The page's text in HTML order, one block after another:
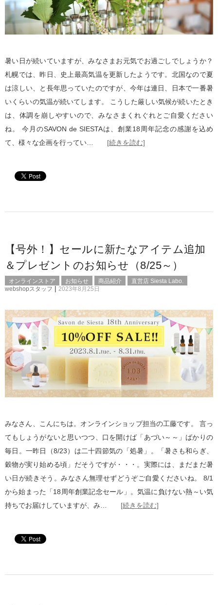
暑い日が続いていますが、みなさまお元気でお過ごしでしょうか？
札幌では、昨日、史上最高気温を更新したようです。北国なので夏
は涼しい、と長年思っていたのですが、今年は連日、日本で一番暑
いくらいの気温が続いてします。 こうした厳しい気候が続いたとき
は、体調を崩しやすいので、みなさまくれぐれとご自愛ください
ね。 今月のSAVON de SIESTAは、創業18周年記念の感謝を込め
て、様々な企画を行ってい… [続きを読む]
【号外！】セールに新たなアイテム追加
＆プレゼントのお知らせ（8/25～）
オンラインストア お知らせ 商品紹介
直営店 Siesta Labo.
webshopスタッフ | 2023年8月25日
みなさん、こんにちは。オンラインショップ担当の工藤です。 言っ
てもしょうがないと思いつつ、口を開けば「あづい～～」ばかりの
毎日。一昨日（8/23）は二十四節気の「処暑」。「暑さも和らぎ、
穀物が実り始める頃」だそうですが・・・。実際には、まだまだ暑
い日が続きそう。みなさん無理せずどうぞご自愛くださいね。 8/1
から始まった「18周年創業記念セール」。気温に負けない熱～い気
持ちでお届けしていますが、み… [続きを読む]